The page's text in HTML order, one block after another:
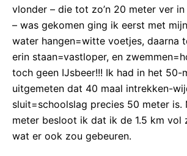
vlonder – die tot zo’n 20 meter ver
– was gekomen ging ik eerst met
water hangen=witte voetjes, daarna
erin staan=vastloper, en
toch geen IJsbeer!!! Ik had in het 50-
uitgemeten dat 40 maal intrekken-
sluit=schoolslag precies 50 meter is.
meter besloot ik dat ik de 1.5 km vol
wat er ook zou gebeuren.